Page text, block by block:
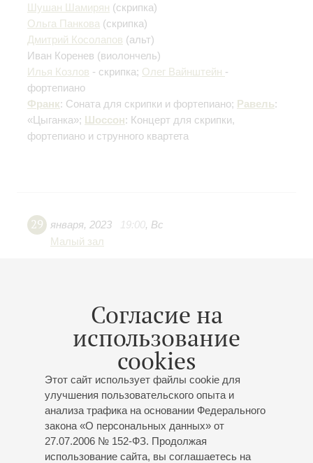
Согласие на
использование
cookies
Этот сайт использует файлы cookie для
улучшения пользовательского опыта и
анализа трафика на основании Федерального
закона «О персональных данных» от
27.07.2006 № 152-ФЗ. Продолжая
использование сайта, вы соглашаетесь на
Шушан Шамирян (скрипка)
Ольга Панкова (скрипка)
Дмитрий Косолапов (альт)
Иван Коренев (виолончель)
Илья Козлов - скрипка; Олег Вайнштейн -
фортепиано
Франк: Соната для скрипки и фортепиано; Равель:
«Цыганка»; Шоссон: Концерт для скрипки,
фортепиано и струнного квартета
29 января, 2023 19:00, Вс
Малый зал
консерватории имени Н.А.Римского-Корсакова
Антонине Максимовне Казариной
Концерт 12-го абонемента «Артисты оркестров
филармонии соло и в ансамблях »
- скрипка; Илья Козлов
- скрипка;
- скрипка; Шушан Шамирян
скрипка;Ольга Панкова- скрипка; Аргине Степанян
скрипка; Илона-Мария Хуссу- скрипка;
Забояркин - скрипка;Игорь Золотарёв- скрипка;